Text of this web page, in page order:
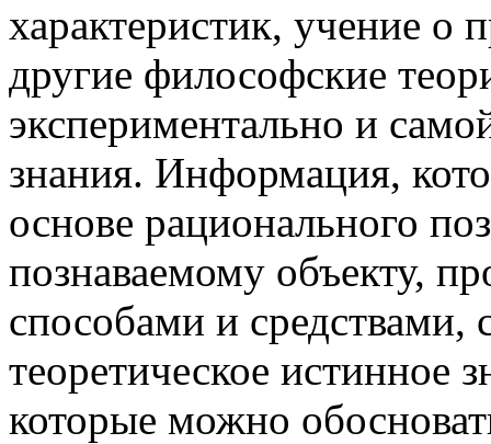
характеристик, учение о
другие философские
экспериментально и
знания. Информация,
основе рационального
познаваемому объекту,
способами и средствами,
теоретическое истинное
которые можно